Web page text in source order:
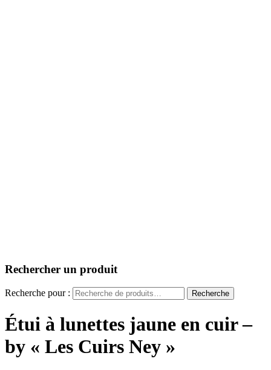
Rechercher un produit
Recherche pour : Recherche
Étui à lunettes jaune en cuir –
by « Les Cuirs Ney »